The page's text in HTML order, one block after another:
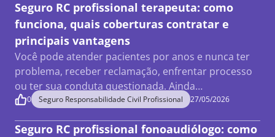
Seguro RC profissional terapeuta: como
funciona, quais coberturas contratar e
principais vantagens
Você pode atender pacientes por anos e nunca ter
problema, receber reclamação, enfrentar processo
ou ter sua conduta questionada. Ainda…
0 Seguro Responsabilidade Civil Profissional 27/05/2026
Seguro RC profissional fonoaudiólogo: como